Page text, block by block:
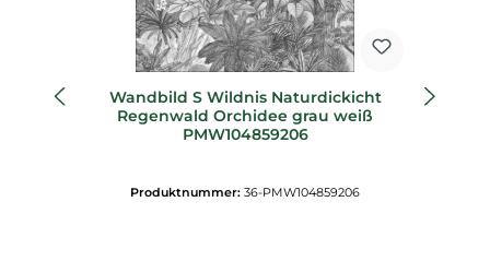
Wandbild S Wildnis Naturdickicht
Regenwald Orchidee grau weiß
PMW104859206
Produktnummer: 36-PMW104859206